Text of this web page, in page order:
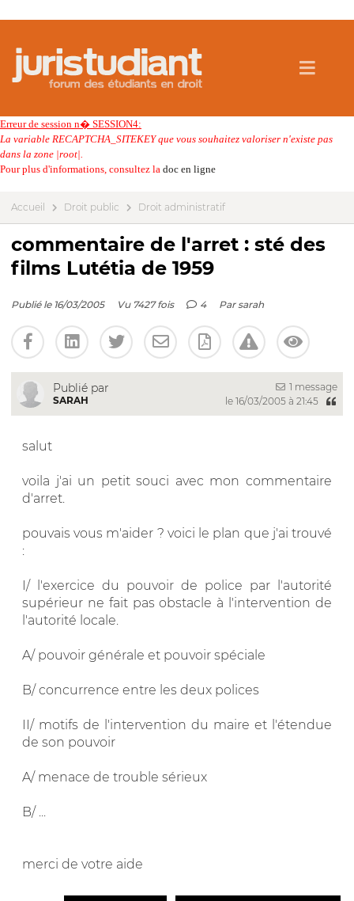
Erreur de session n� SESSION4:
La variable RECAPTCHA_SITEKEY que vous souhaitez valoriser n'existe pas
dans la zone |root|.
Pour plus d'informations, consultez la doc en ligne
Accueil Droit public Droit administratif
commentaire de l'arret : sté des
films Lutétia de 1959
Publié le 16/03/2005 Vu 7427 fois 4 Par sarah
Publié par
SARAH
1 message
le 16/03/2005 à 21:45
salut
voila j'ai un petit souci avec mon commentaire
d'arret.
pouvais vous m'aider ? voici le plan que j'ai trouvé
:
I/ l'exercice du pouvoir de police par l'autorité
supérieur ne fait pas obstacle à l'intervention de
l'autorité locale.
A/ pouvoir générale et pouvoir spéciale
B/ concurrence entre les deux polices
II/ motifs de l'intervention du maire et l'étendue
de son pouvoir
A/ menace de trouble sérieux
B/ ...
merci de votre aide